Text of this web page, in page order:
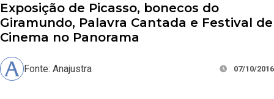
Exposição de Picasso, bonecos do
Giramundo, Palavra Cantada e Festival de
Cinema no Panorama
Fonte: Anajustra 07/10/2016